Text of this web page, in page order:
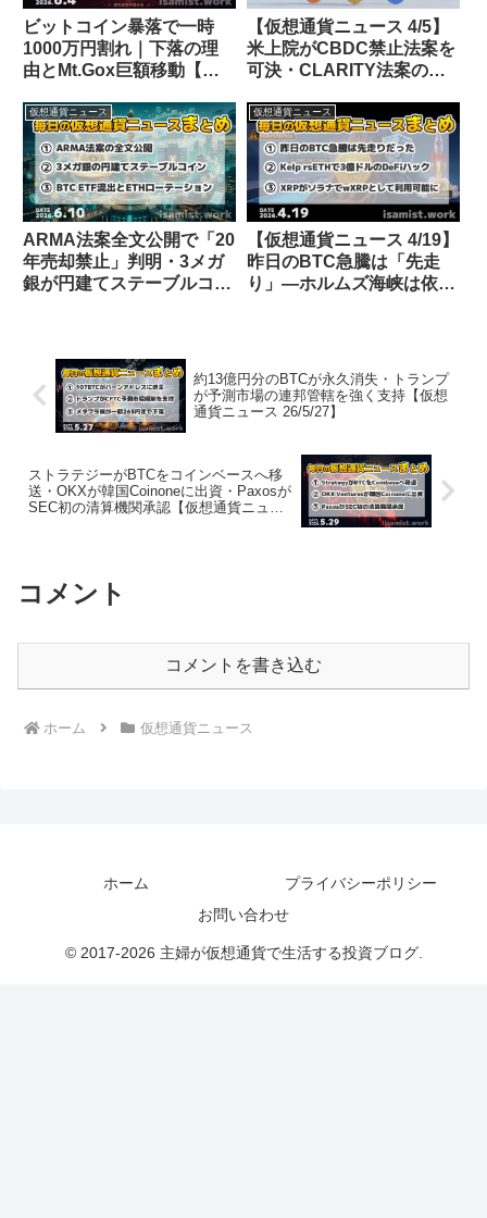
ビットコイン暴落で一時
1000万円割れ｜下落の理
由とMt.Gox巨額移動【仮
【仮想通貨ニュース 4/5】
米上院がCBDC禁止法案を
可決・CLARITY法案の署
種類以上の仮想通貨をグリ
ーンリスト登録
仮想通貨ニュース
ARMA法案全文公開で「20
年売却禁止」判明・3メガ
銀が円建てステーブルコイ
仮想通貨ニュース
【仮想通貨ニュース 4/19】
昨日のBTC急騰は「先走
り」—ホルムズ海峡は依然
ナでwXRPとして利用可能
に
約13億円分のBTCが永久消失・トランプ
が予測市場の連邦管轄を強く支持【仮想
通貨ニュース 26/5/27】
ストラテジーがBTCをコインベースへ移
送・OKXが韓国Coinoneに出資・Paxosが
SEC初の清算機関承認【仮想通貨ニュー
コメント
コメントを書き込む
ホーム 仮想通貨ニュース
ホーム
プライバシーポリシー
お問い合わせ
© 2017-2026 主婦が仮想通貨で生活する投資ブログ.